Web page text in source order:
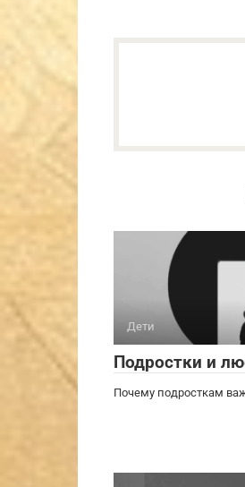
Дети
Подростки и
Почему подросткам